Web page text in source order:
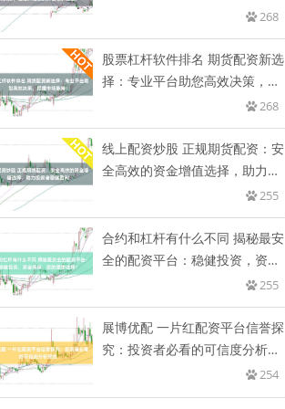
268
股票杠杆软件排名 期货配资新选
择：专业平台助您高效决策，把
268
线上配资炒股 正规期货配资：安
全高效的资金增值选择，助力投
255
合约和杠杆有什么不同 揭秘最安
全的配资平台：稳健投资，资金
255
展博优配 一片红配资平台信誉探
究：投资者必看的可信度分析报
254